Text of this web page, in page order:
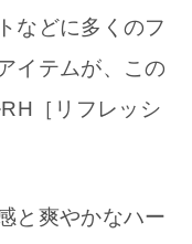
などに多くのフ
イテムが、この
［リフレッシ
と爽やかなハー